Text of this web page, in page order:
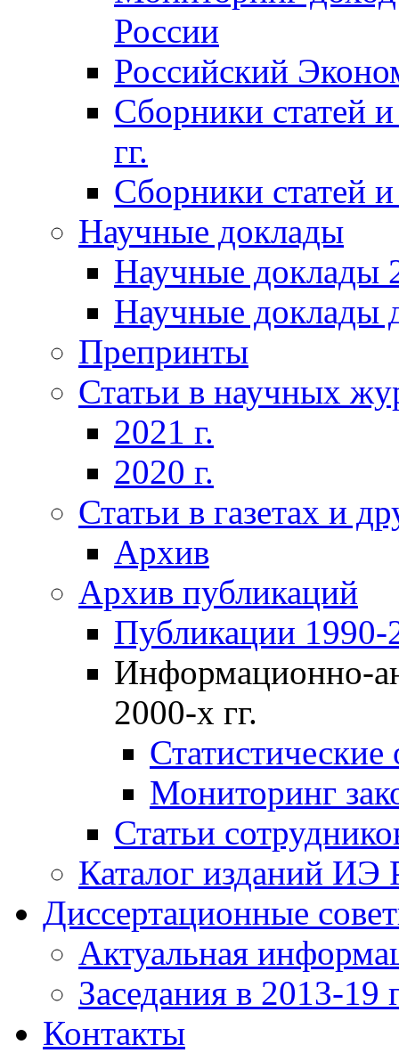
России
Российский
Сборники статей
гг.
Сборники статей
Научные доклады
Научные доклады
Научные доклады
Препринты
Статьи в научных
2021 г.
2020 г.
Статьи в газетах и
Архив
Архив публикаций
Публикации 1990-
Информационно-
2000-х гг.
Мониторинг
Статьи
Каталог изданий ИЭ
Диссертационные
Актуальная
Заседания в 2013-19
Контакты